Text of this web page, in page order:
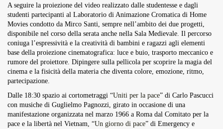
A seguire la proiezione del video realizzato dalle studentesse e dagli
studenti partecipanti al Laboratorio di Animazione Cromatica di Home
Movies condotto da Mirco Santi, sempre nell’ambito dei due progetti,
disponibile nel corso della serata anche nella Sala Medievale. Il percorso
coniuga l’espressività e la creatività di bambini e ragazzi agli elementi
base della proiezione cinematografica: luce e buio, trasporto meccanico e
rumore del proiettore. Dipingere sulla pellicola per scoprire la magia del
cinema e la fisicità della materia che diventa colore, emozione, ritmo,
partecipazione.
Dalle 18:30 spazio ai cortometraggi “Uniti per la pace” di Carlo Pascucci
con musiche di Guglielmo Pagnozzi, girato in occasione di una
manifestazione organizzata nel marzo 1966 a Roma dal Comitato per la
pace e la libertà nel Vietnam, “Un giorno di pace” di Emergency e